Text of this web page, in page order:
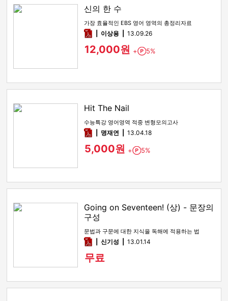
신의 한 수
가장 효율적인 EBS 영어 영역의 총정리자료
pdf이상용 13.09.26
12,000원 + Point
5%
Hit The Nail
수능특강 영어영역 적중 변형모의고사
pdf명재연 13.04.18
5,000원 + Point
5%
Going on Seventeen! (상) - 문장의
구성
문법과 구문에 대한 지식을 독해에 적용하는 법
pdf신기성 13.01.14
무료